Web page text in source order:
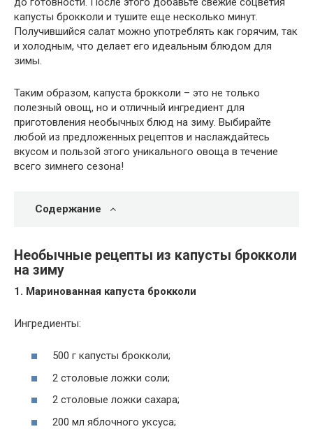
капусты брокколи и тушите еще несколько минут.
Получившийся салат можно употреблять как горячим, так
и холодным, что делает его идеальным блюдом для
зимы.
Таким образом, капуста брокколи – это не только
полезный овощ, но и отличный ингредиент для
приготовления необычных блюд на зиму. Выбирайте
любой из предложенных рецептов и наслаждайтесь
вкусом и пользой этого уникального овоща в течение
всего зимнего сезона!
Содержание
Необычные рецепты из капусты брокколи
на зиму
1. Маринованная капуста брокколи
Ингредиенты:
500 г капусты брокколи;
2 столовые ложки соли;
2 столовые ложки сахара;
200 мл яблочного уксуса;